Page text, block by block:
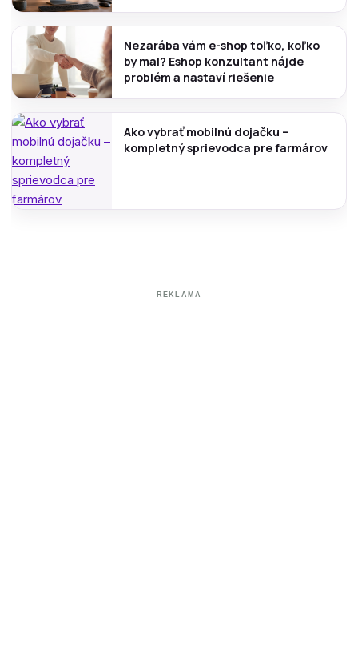
Nezarába vám e-shop toľko, koľko
by mal? Eshop konzultant nájde
problém a nastaví riešenie
Ako vybrať mobilnú dojačku –
kompletný sprievodca pre farmárov
REKLAMA